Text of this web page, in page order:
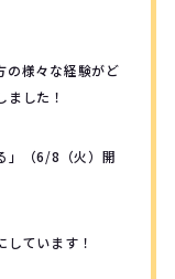
の様々な経験がど
した！
」（6/8（火）開
しています！